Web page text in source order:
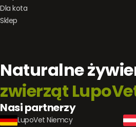
Dla kota
Sklep
Naturalne
zwierząt
Nasi partnerzy
LupoVet Niemcy